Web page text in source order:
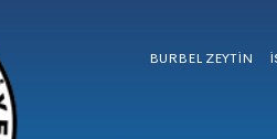
BURBEL ZEYTİN